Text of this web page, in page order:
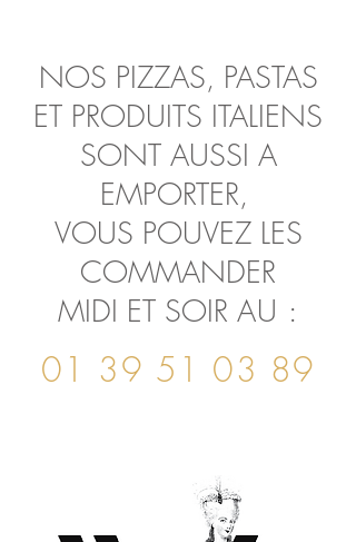
NOS PIZZAS, PASTAS
ET PRODUITS ITALIENS
SONT AUSSI A
EMPORTER,
VOUS POUVEZ LES
COMMANDER
MIDI ET SOIR AU :
01 39 51 03 89